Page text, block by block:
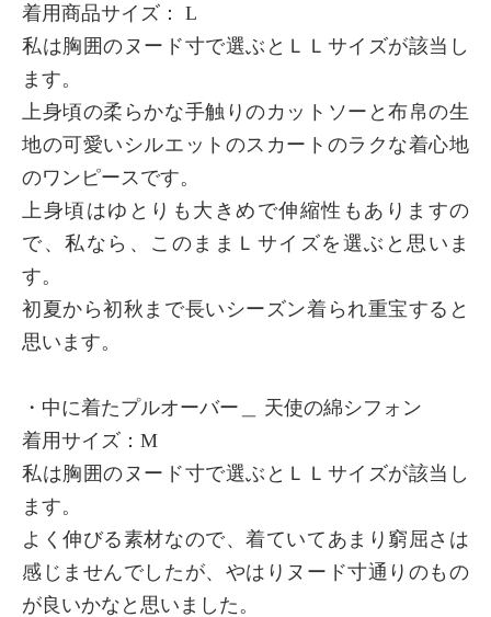
着用商品サイズ： L
私は胸囲のヌード寸で選ぶとＬＬサイズが該当し
ます。
上身頃の柔らかな手触りのカットソーと布帛の生
地の可愛いシルエットのスカートのラクな着心地
のワンピースです。
上身頃はゆとりも大きめで伸縮性もありますの
で、私なら、このままＬサイズを選ぶと思いま
す。
初夏から初秋まで長いシーズン着られ重宝すると
思います。
・中に着たプルオーバー＿ 天使の綿シフォン
着用サイズ：М
私は胸囲のヌード寸で選ぶとＬＬサイズが該当し
ます。
よく伸びる素材なので、着ていてあまり窮屈さは
感じませんでしたが、やはりヌード寸通りのもの
が良いかなと思いました。